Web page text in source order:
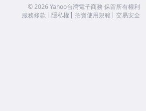
©2026 Yahoo台灣電子商務 保留所有權利
服務條款
隱私權 拍賣使用規範 交易安全